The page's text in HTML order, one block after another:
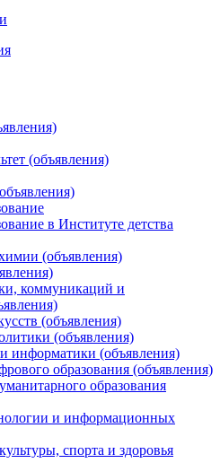
(объявления)
в Институте детства
(объявления)
коммуникаций и
(объявления)
(объявления)
информатики (объявления)
образования (объявления)
образования
и информационных
спорта и здоровья